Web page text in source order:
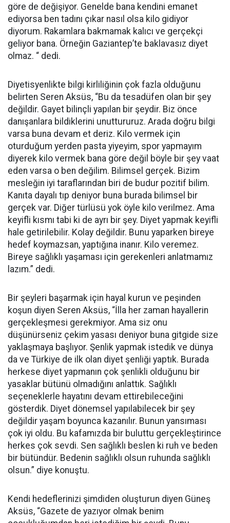
göre de değişiyor. Genelde bana kendini emanet
ediyorsa ben tadını çıkar nasıl olsa kilo gidiyor
diyorum. Rakamlara bakmamak kalıcı ve gerçekçi
geliyor bana. Örneğin Gaziantep’te baklavasız diyet
olmaz. “ dedi.
Diyetisyenlikte bilgi kirliliğinin çok fazla olduğunu
belirten Seren Aksüs, “Bu da tesadüfen olan bir şey
değildir. Gayet bilinçli yapılan bir şeydir. Biz önce
danışanlara bildiklerini unuttururuz. Arada doğru bilgi
varsa buna devam et deriz. Kilo vermek için
oturduğum yerden pasta yiyeyim, spor yapmayım
diyerek kilo vermek bana göre değil böyle bir şey vaat
eden varsa o ben değilim. Bilimsel gerçek. Bizim
mesleğin iyi taraflarından biri de budur pozitif bilim.
Kanıta dayalı tıp deniyor buna burada bilimsel bir
gerçek var. Diğer türlüsü yok öyle kilo verilmez. Ama
keyifli kısmı tabi ki de ayrı bir şey. Diyet yapmak keyifli
hale getirilebilir. Kolay değildir. Bunu yaparken bireye
hedef koymazsan, yaptığına inanır. Kilo veremez.
Bireye sağlıklı yaşaması için gerekenleri anlatmamız
lazım.” dedi.
Bir şeyleri başarmak için hayal kurun ve peşinden
koşun diyen Seren Aksüs, “İlla her zaman hayallerin
gerçekleşmesi gerekmiyor. Ama siz onu
düşünürseniz çekim yasası deniyor buna gitgide size
yaklaşmaya başlıyor. Şenlik yapmak istedik ve dünya
da ve Türkiye de ilk olan diyet şenliği yaptık. Burada
herkese diyet yapmanın çok şenlikli olduğunu bir
yasaklar bütünü olmadığını anlattık. Sağlıklı
seçeneklerle hayatını devam ettirebileceğini
gösterdik. Diyet dönemsel yapılabilecek bir şey
değildir yaşam boyunca kazanılır. Bunun yansıması
çok iyi oldu. Bu kafamızda bir buluttu gerçekleştirince
herkes çok sevdi. Sen sağlıklı beslen ki ruh ve beden
bir bütündür. Bedenin sağlıklı olsun ruhunda sağlıklı
olsun.” diye konuştu.
Kendi hedeflerinizi şimdiden oluşturun diyen Güneş
Aksüs, “Gazete de yazıyor olmak benim